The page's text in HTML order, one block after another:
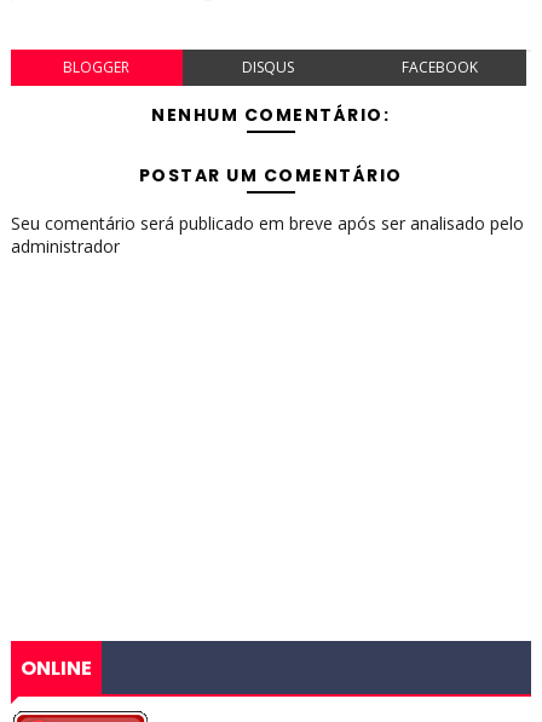
BLOGGER DISQUS FACEBOOK
NENHUM COMENTÁRIO:
POSTAR UM COMENTÁRIO
Seu comentário será publicado em breve após ser analisado pelo
administrador
ONLINE